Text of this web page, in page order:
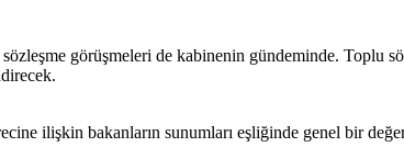
görüşmeleri de kabinenin gündeminde. Toplu
ilişkin bakanların sunumları eşliğinde genel bir